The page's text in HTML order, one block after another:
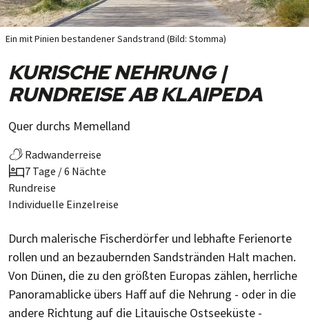
Ein mit Pinien bestandener Sandstrand (Bild: Stomma)
KURISCHE NEHRUNG |
RUNDREISE AB KLAIPEDA
Quer durchs Memelland
Radwanderreise
7 Tage / 6 Nächte
Rundreise
Individuelle Einzelreise
Durch malerische Fischer­dörfer und leb­hafte Ferien­orte
rol­len und an bezau­bern­den Sand­stränden Halt machen.
Von Dünen, die zu den größten Europas zählen, herr­liche
Panorama­blicke übers Haff auf die Nehrung - oder in die
andere Rich­tung auf die Litau­ische Ostsee­küste -